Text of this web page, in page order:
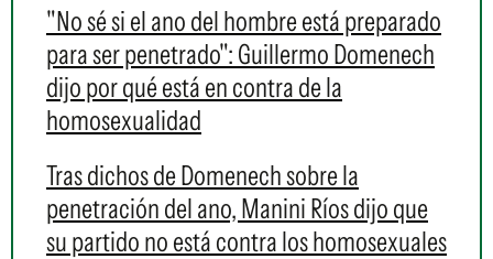
"No sé si el ano del hombre está preparado
para ser penetrado": Guillermo Domenech
dijo por qué está en contra de la
homosexualidad
Tras dichos de Domenech sobre la
penetración del ano, Manini Ríos dijo que
su partido no está contra los homosexuales